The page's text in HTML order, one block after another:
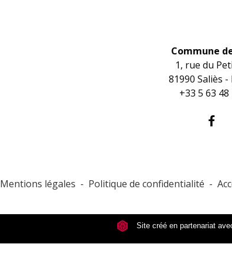
Commune
1, rue du
81990 Saliès -
+33 5 63 48
Mentions légales - Politique de confidentialité -
Site créé en partenariat